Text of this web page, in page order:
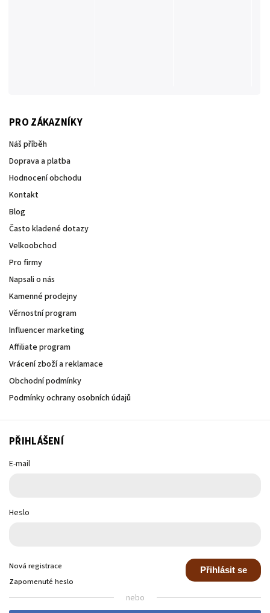
PRO ZÁKAZNÍKY
Náš příběh
Doprava a platba
Hodnocení obchodu
Kontakt
Blog
Často kladené dotazy
Velkoobchod
Pro firmy
Napsali o nás
Kamenné prodejny
Věrnostní program
Influencer marketing
Affiliate program
Vrácení zboží a reklamace
Obchodní podmínky
Podmínky ochrany osobních údajů
PŘIHLÁŠENÍ
E-mail
Heslo
Přihlásit se
Nová registrace
Zapomenuté heslo
nebo